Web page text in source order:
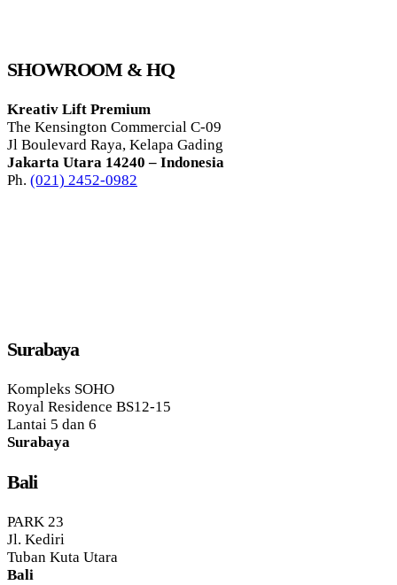
SHOWROOM & HQ
Kreativ Lift Premium
The Kensington Commercial C-09
Jl Boulevard Raya, Kelapa Gading
Jakarta Utara 14240 – Indonesia
Ph. (021) 2452-0982
Surabaya
Kompleks SOHO
Royal Residence BS12-15
Lantai 5 dan 6
Surabaya
Bali
PARK 23
Jl. Kediri
Tuban Kuta Utara
Bali